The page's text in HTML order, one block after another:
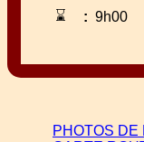
⌛
: 9h00
PHOTOS DE